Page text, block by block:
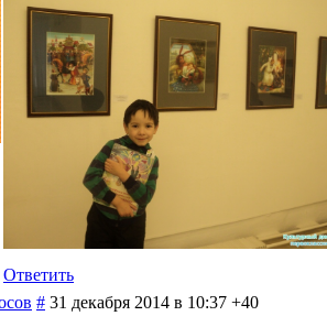
Ответить
# 31 декабря 2014 в 10:37 +40